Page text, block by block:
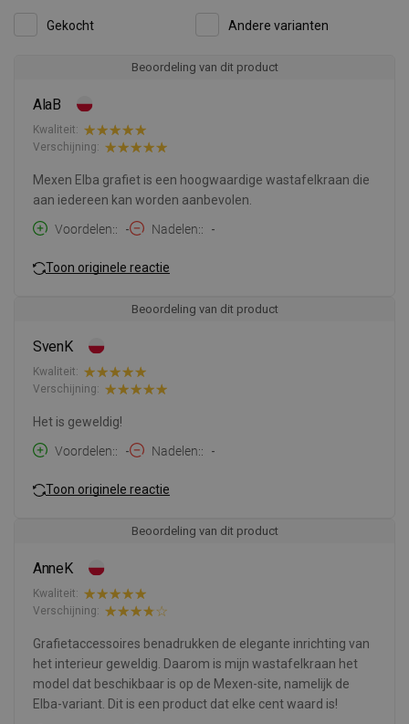
Gekocht Andere varianten
Beoordeling van dit product
AlaB
Kwaliteit:
Verschijning:
Mexen Elba grafiet is een hoogwaardige wastafelkraan die
aan iedereen kan worden aanbevolen.
Voordelen:
- Nadelen: -
Toon originele reactie
Beoordeling van dit product
SvenK
Kwaliteit:
Verschijning:
Het is geweldig!
Voordelen:
- Nadelen: -
Toon originele reactie
Beoordeling van dit product
AnneK
Kwaliteit:
Verschijning:
Grafietaccessoires benadrukken de elegante inrichting van
het interieur geweldig. Daarom is mijn wastafelkraan het
model dat beschikbaar is op de Mexen-site, namelijk de
Elba-variant. Dit is een product dat elke cent waard is!